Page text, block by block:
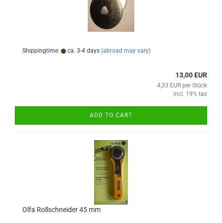
Shippingtime: ca. 3-4 days (abroad may vary)
13,00 EUR
4,33 EUR per Stück
incl. 19% tax
ADD TO CART
Olfa Rollschneider 45 mm